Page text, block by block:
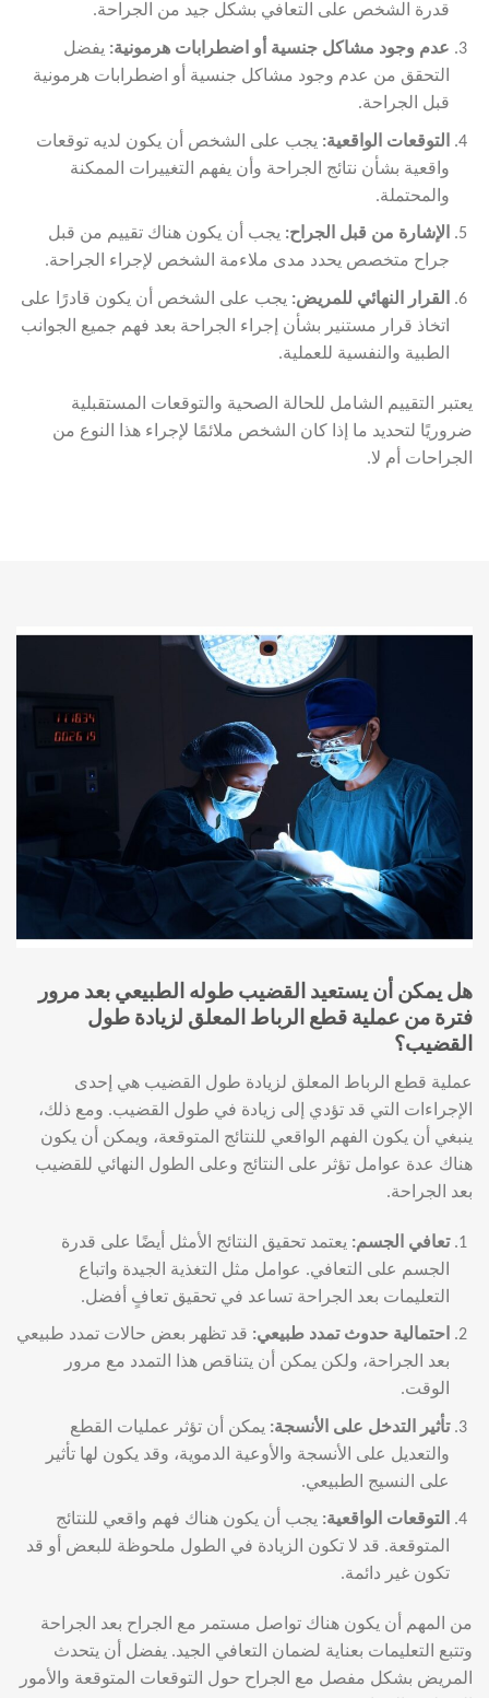
قدرة الشخص على التعافي بشكل جيد من الجراحة.
عدم وجود مشاكل جنسية أو اضطرابات هرمونية: يفضل
التحقق من عدم وجود مشاكل جنسية أو اضطرابات هرمونية
قبل الجراحة.
التوقعات الواقعية: يجب على الشخص أن يكون لديه توقعات
واقعية بشأن نتائج الجراحة وأن يفهم التغييرات الممكنة
والمحتملة.
الإشارة من قبل الجراح: يجب أن يكون هناك تقييم من قبل
جراح متخصص يحدد مدى ملاءمة الشخص لإجراء الجراحة.
القرار النهائي للمريض: يجب على الشخص أن يكون قادرًا على
اتخاذ قرار مستنير بشأن إجراء الجراحة بعد فهم جميع الجوانب
الطبية والنفسية للعملية.
يعتبر التقييم الشامل للحالة الصحية والتوقعات المستقبلية
ضروريًا لتحديد ما إذا كان الشخص ملائمًا لإجراء هذا النوع من
الجراحات أم لا.
هل يمكن أن يستعيد القضيب طوله الطبيعي بعد مرور
فترة من عملية قطع الرباط المعلق لزيادة طول
القضيب؟
عملية قطع الرباط المعلق لزيادة طول القضيب هي إحدى
الإجراءات التي قد تؤدي إلى زيادة في طول القضيب. ومع ذلك،
ينبغي أن يكون الفهم الواقعي للنتائج المتوقعة، ويمكن أن يكون
هناك عدة عوامل تؤثر على النتائج وعلى الطول النهائي للقضيب
بعد الجراحة.
تعافي الجسم: يعتمد تحقيق النتائج الأمثل أيضًا على قدرة
الجسم على التعافي. عوامل مثل التغذية الجيدة واتباع
التعليمات بعد الجراحة تساعد في تحقيق تعافٍ أفضل.
احتمالية حدوث تمدد طبيعي: قد تظهر بعض حالات تمدد طبيعي
بعد الجراحة، ولكن يمكن أن يتناقص هذا التمدد مع مرور
الوقت.
تأثير التدخل على الأنسجة: يمكن أن تؤثر عمليات القطع
والتعديل على الأنسجة والأوعية الدموية، وقد يكون لها تأثير
على النسيج الطبيعي.
التوقعات الواقعية: يجب أن يكون هناك فهم واقعي للنتائج
المتوقعة. قد لا تكون الزيادة في الطول ملحوظة للبعض أو قد
تكون غير دائمة.
من المهم أن يكون هناك تواصل مستمر مع الجراح بعد الجراحة
وتتبع التعليمات بعناية لضمان التعافي الجيد. يفضل أن يتحدث
المريض بشكل مفصل مع الجراح حول التوقعات المتوقعة والأمور